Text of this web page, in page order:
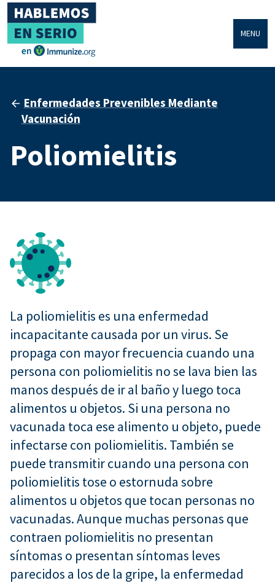
MENU
Enfermedades Prevenibles Mediante
Vacunación
Poliomielitis
La poliomielitis es una enfermedad
incapacitante causada por un virus. Se
propaga con mayor frecuencia cuando una
persona con poliomielitis no se lava bien las
manos después de ir al baño y luego toca
alimentos u objetos. Si una persona no
vacunada toca ese alimento u objeto, puede
infectarse con poliomielitis. También se
puede transmitir cuando una persona con
poliomielitis tose o estornuda sobre
alimentos u objetos que tocan personas no
vacunadas. Aunque muchas personas que
contraen poliomielitis no presentan
síntomas o presentan síntomas leves
parecidos a los de la gripe, la enfermedad